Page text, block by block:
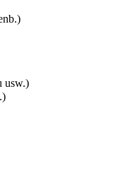
usw.)